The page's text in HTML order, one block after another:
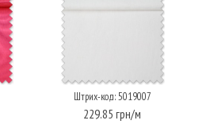
Штрих-код: 5019007
229.85 грн/м